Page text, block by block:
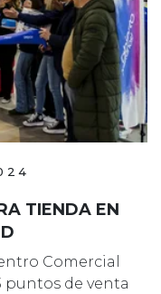
TIENDA EN
Comercial
puntos de venta